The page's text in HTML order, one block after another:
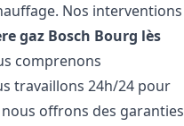
Nos interventions
gaz Bosch Bourg lès
comprenons
travaillons 24h/24 pour
offrons des garanties